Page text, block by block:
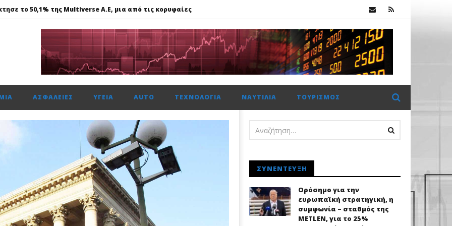
το 50,1% της Multiverse A.E, μια από τις κορυφαίες
Χρηματιστήριο Αθηνών: Πέμπτο σερί κλείσιμο πάνω από τις 2.600 μονάδες με στηρίγματα από τις τράπεζες
€49,35 εκατ., το 50% του Sofia South Ring Mall
το 50,1% της Multiverse A.E, μια από τις κορυφαίες
ΑΣΦΆΛΕΙΕΣ ΥΓΕΊΑ AUTO ΤΕΧΝΟΛΟΓΊΑ ΝΑΥΤΙΛΊΑ ΤΟΥΡΙΣΜΌΣ
ΣΥΝΈΝΤΕΥΞΗ
Ορόσημο για την
ευρωπαϊκή στρατηγική, η
συμφωνία – σταθμός της
METLEN, για το 25%